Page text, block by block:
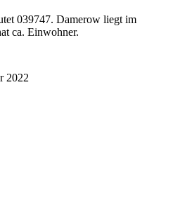
039747. Damerow liegt im
ca. Einwohner.
2022